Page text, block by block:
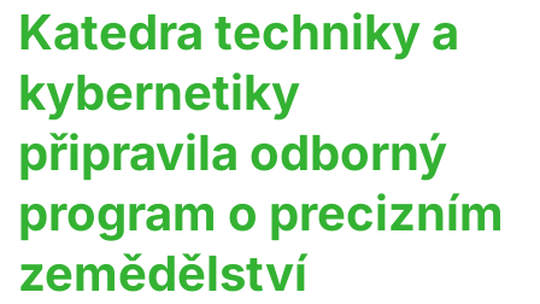
Katedra techniky a
kybernetiky
připravila odborný
program o precizním
zemědělství